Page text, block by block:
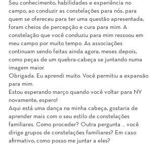
Seu conhecimento, habilidades e experiência no
campo, ao conduzir as constelações para nós, para
quem se ofereceu para ter uma questão apresentada,
foram cheios de percepção e cura para mim. A
constelação que você conduziu para mim ressoou em
meu campo por muito tempo. As associações
continuam sendo feitas ainda agora, meses depois,
como peças de um quebra-cabeça se juntando numa
imagem maior.
Obrigada. Eu aprendi muito. Você permitiu a expansão
para mim.
Estou esperando março quando você voltar para NY
novamente, espero!
Aqui está uma dança na minha cabeça, gostaria de
aprender mais com o seu estilo de constelações
familiares. Como proceder? Outra pergunta ... você
dirige grupos de constelações familiares? Em caso
afirmativo, como posso me juntar a eles?